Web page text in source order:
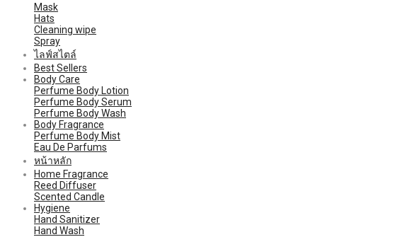
Mask
Hats
Cleaning wipe
Spray
ไลฟ์สไตล์
Best Sellers
Body Care
Perfume Body Lotion
Perfume Body Serum
Perfume Body Wash
Body Fragrance
Perfume Body Mist
Eau De Parfums
หน้าหลัก
Home Fragrance
Reed Diffuser
Scented Candle
Hygiene
Hand Sanitizer
Hand Wash